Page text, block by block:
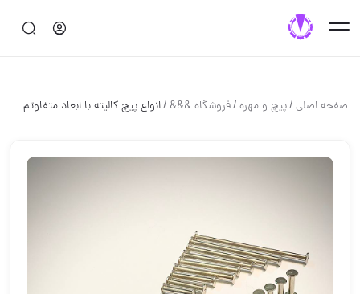
صفحه اصلی/پيچ و مهره/فروشگاه &&& /انواع پيچ كاليته با ابعاد متفاوت️م